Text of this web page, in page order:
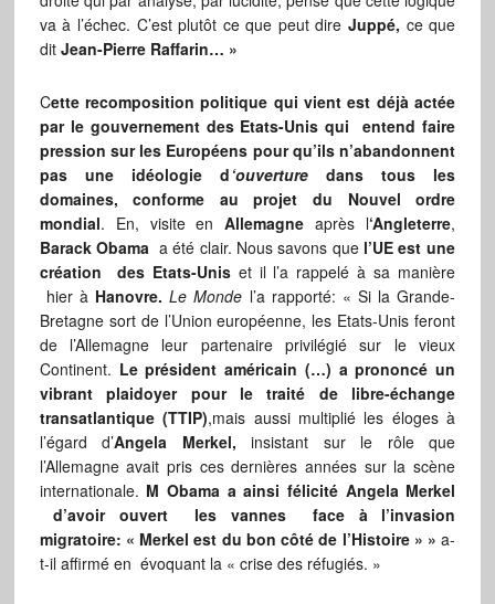
va à l’échec. C’est plutôt ce que peut direJuppé, ce que
ditJean-Pierre Raffarin… »
Cette recomposition politique qui vient est déjà actée
par le gouvernement des Etats-Unis qui entend faire
pression sur les Européens pour qu’ils n’abandonnent
pas une idéologie d‘ouverturedans tous les
domaines, conforme au projet du Nouvel ordre
mondial. En, visite enAllemagne après l‘Angleterre,
Barack Obama a été clair. Nous savons que l’UE est une
création des Etats-Uniset il l’a rappelé à sa manière
hier à Hanovre. Le Monde l’a rapporté: « Si la Grande-
Bretagne sort de l’Union européenne, les Etats-Unis feront
de l’Allemagne leur partenaire privilégié sur le vieux
Continent. Le président américain (…) a prononcé un
vibrant plaidoyer pour le traité de libre-échange
transatlantique (TTIP),mais aussi multiplié les éloges à
l’égard d’Angela Merkel, insistant sur le rôle que
l’Allemagne avait pris ces dernières années sur la scène
internationale. M Obama a ainsi félicité Angela Merkel
d’avoir ouvert les vannes face à l’invasion
migratoire: « Merkel est du bon côté de l’Histoire » » a-
t-il affirmé en évoquant la « crise des réfugiés. »